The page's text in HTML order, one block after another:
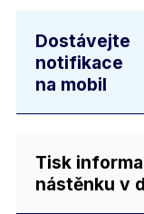
Dostávejte
notifikace
na mobil
Tisk
nástěnku v